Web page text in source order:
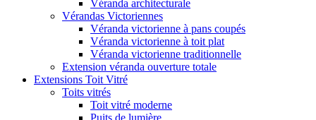
Véranda architecturale
Vérandas Victoriennes
Véranda victorienne à pans coupés
Véranda victorienne à toit plat
Véranda victorienne traditionnelle
Extension véranda ouverture totale
Extensions Toit Vitré
Toits vitrés
Toit vitré moderne